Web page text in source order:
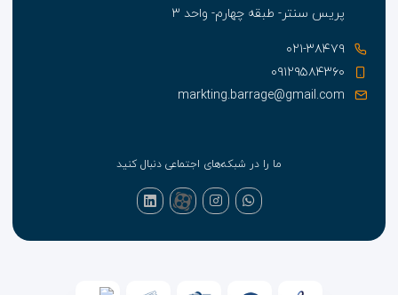
پریس سنتر- طبقه چهارم- واحد ۳
۰۲۱-۳۸۴۷۹
۰۹۱۲۹۵۸۴۳۶۰
markting.barrage@gmail.com
ما را در شبکه‌های اجتماعی دنبال کنید